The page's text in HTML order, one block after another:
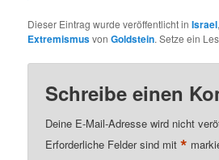
Dieser Eintrag wurde veröffentlicht inIsrael
ExtremismusvonGoldstein. Setze ein
Schreibe einen
Deine E-Mail-Adresse wird nicht
Erforderliche Felder sind mit*